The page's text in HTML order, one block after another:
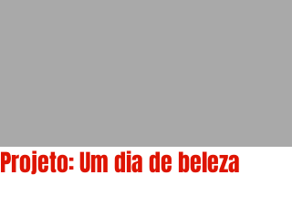
Projeto: Um dia de beleza